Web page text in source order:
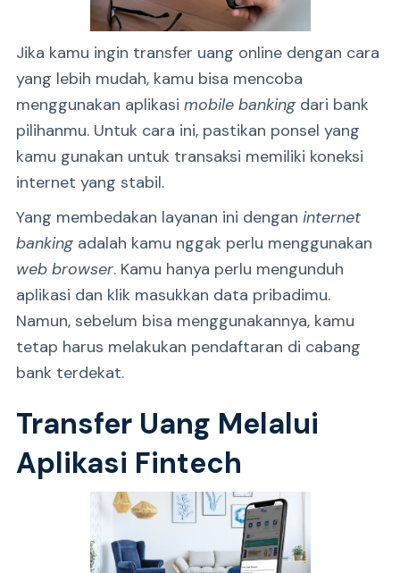
Jika kamu ingin transfer uang online dengan cara
yang lebih mudah, kamu bisa mencoba
menggunakan aplikasi mobile bankingdari bank
pilihanmu. Untuk cara ini, pastikan ponsel yang
kamu gunakan untuk transaksi memiliki koneksi
internet yang stabil.
Yang membedakan layanan ini dengan internet
banking adalah kamu nggak perlu menggunakan
web browser. Kamu hanya perlu mengunduh
aplikasi dan klik masukkan data pribadimu.
Namun, sebelum bisa menggunakannya, kamu
tetap harus melakukan pendaftaran di cabang
bank terdekat.
Transfer Uang Melalui
Aplikasi Fintech